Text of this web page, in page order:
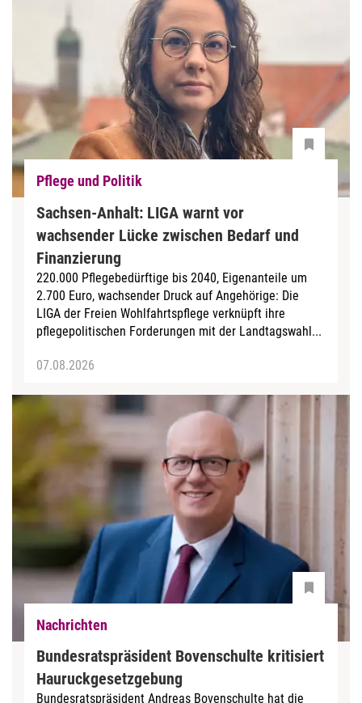
Pflege und Politik
Sachsen-Anhalt: LIGA warnt vor
wachsender Lücke zwischen Bedarf und
Finanzierung
220.000 Pflegebedürftige bis 2040, Eigenanteile um
2.700 Euro, wachsender Druck auf Angehörige: Die
LIGA der Freien Wohlfahrtspflege verknüpft ihre
pflegepolitischen Forderungen mit der Landtagswahl...
07.08.2026
Nachrichten
Bundesratspräsident Bovenschulte kritisiert
Hauruckgesetzgebung
Bundesratspräsident Andreas Bovenschulte hat die